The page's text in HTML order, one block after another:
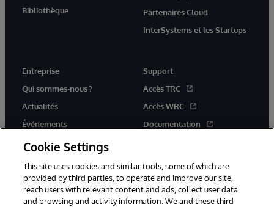
Bibliothèque
Partenaires Cloud
InterSystems et les Startups
Entreprise
Qui sommes-nous ?
Actualités
Événements
Rejoignez-nous
Support
Accès TRC
Accès WRC
Documentation
Cookie Settings
This site uses cookies and similar tools, some of which are
provided by third parties, to operate and improve our site,
reach users with relevant content and ads, collect user data
and browsing and activity information. We and these third